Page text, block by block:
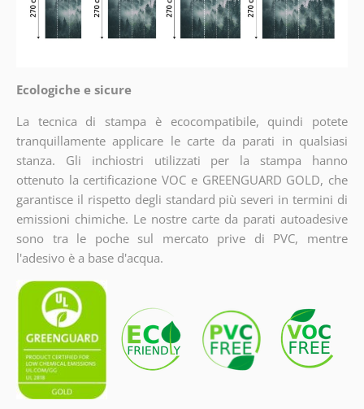
Ecologiche e sicure
La tecnica di stampa è ecocompatibile, quindi potete
tranquillamente applicare le carte da parati in qualsiasi
stanza. Gli inchiostri utilizzati per la stampa hanno
ottenuto la certificazione VOC e GREENGUARD GOLD, che
garantisce il rispetto degli standard più severi in termini di
emissioni chimiche. Le nostre carte da parati autoadesive
sono tra le poche sul mercato prive di PVC, mentre
l'adesivo è a base d'acqua.